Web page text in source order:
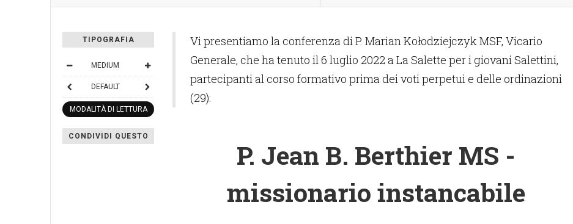
TIPOGRAFIA
MEDIUM
DEFAULT
MODALITÀ DI LETTURA
CONDIVIDI QUESTO
Vi presentiamo la conferenza di P. Marian Kołodziejczyk MSF, Vicario
Generale, che ha tenuto il 6 luglio 2022 a La Salette per i giovani Salettini,
partecipanti al corso formativo prima dei voti perpetui e delle ordinazioni
(29):
P. Jean B. Berthier MS -
missionario instancabile